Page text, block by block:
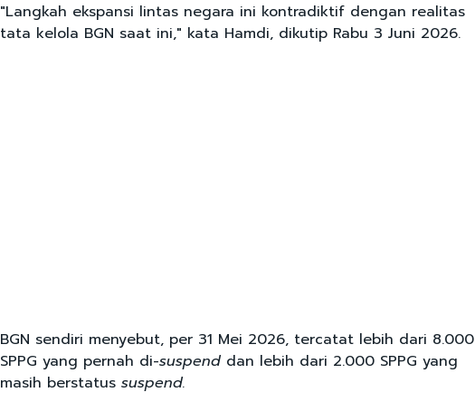
"Langkah ekspansi lintas negara ini kontradiktif dengan realitas
tata kelola BGN saat ini," kata Hamdi, dikutip Rabu 3 Juni 2026.
BGN sendiri menyebut, per 31 Mei 2026, tercatat lebih dari 8.000
SPPG yang pernah di-suspenddan lebih dari 2.000 SPPG yang
masih berstatus suspend.